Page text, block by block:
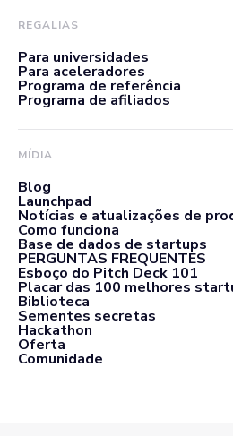
REGALIAS
Para universidades
Para aceleradores
Programa de referência
Programa de afiliados
MÍDIA
Blog
Launchpad
Notícias e atualizações de
Como funciona
Base de dados de startups
PERGUNTAS FREQUENTES
Esboço do Pitch Deck 101
Placar das 100 melhores
Biblioteca
Sementes secretas
Hackathon
Oferta
Comunidade